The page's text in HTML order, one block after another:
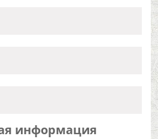
информация